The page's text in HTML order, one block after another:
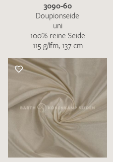
3090-60
Doupionseide
uni
100% reine Seide
115 g/lfm, 137 cm